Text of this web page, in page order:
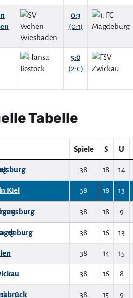
0:3
(0:1)
5:0
(2:0)
Tabelle
Spiele S U
38 18 14
Kiel 38 18 13
38 18 9
38 16 13
38 14 15
38 16 8
38 15 9